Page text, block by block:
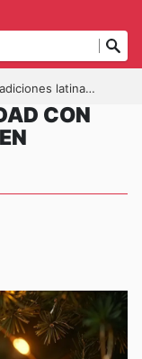
en Estados Unidos
CON